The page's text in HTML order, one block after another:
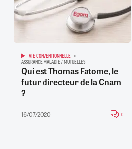
VIE CONVENTIONNELLE
ASSURANCE MALADIE / MUTUELLES
Qui est Thomas Fatome, le
futur directeur de la Cnam
?
16/07/2020 0